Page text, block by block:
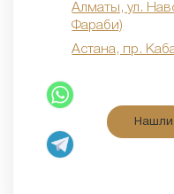
Алматы, ул.
Фараби)
Астана, пр.